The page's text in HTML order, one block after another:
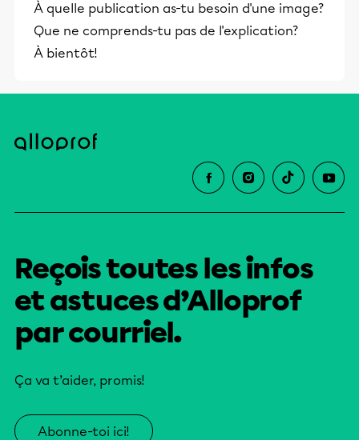
À quelle publication as-tu besoin d'une image?
Que ne comprends-tu pas de l'explication?
À bientôt!
Reçois toutes les infos
et astuces d’Alloprof
par courriel.
Ça va t’aider, promis!
Abonne-toi ici!